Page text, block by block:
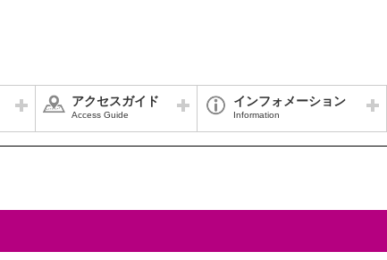
アクセスガイド
Access Guide
インフォメーション
Information